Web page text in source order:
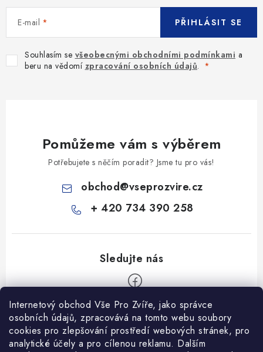
Internetový obchod Vše Pro Zvíře, jako správce
osobních údajů, zpracovává na tomto webu soubory
cookies pro zlepšování prostředí webových stránek, pro
analytické účely a pro cílenou reklamu. Dalším
E-mail
Souhlasím se všeobecnými obchodními podmínkami a
beru na vědomí zpracování osobních údajů.
PŘIHLÁSIT SE
Pomůžeme vám s výběrem
Potřebujete s něčím poradit? Jsme tu pro vás!
obchod@vseprozvire.cz
+ 420 734 390 258
Informace pro Vás